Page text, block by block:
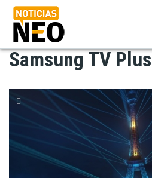
Pasar
contenido
principal
Samsung TV Plus